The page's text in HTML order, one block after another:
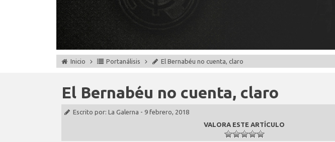
Inicio Portanálisis El Bernabéu no cuenta, claro
El Bernabéu no cuenta, claro
Escrito por: La Galerna - 9 febrero, 2018
VALORA ESTE ARTÍCULO